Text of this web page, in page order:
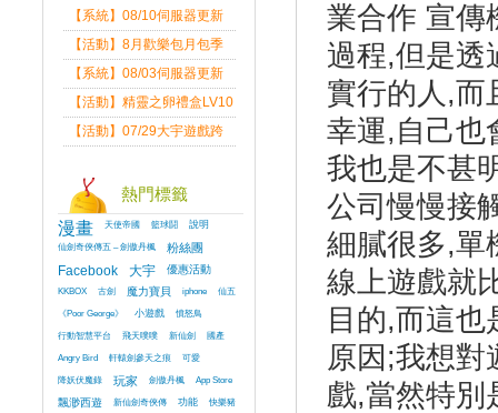
【系統】08/10伺服器更新
維護公告
【活動】8月歡樂包月包季
送
【系統】08/03伺服器更新
維護公告
【活動】精靈之卵禮盒LV10
限量發送中
【活動】07/29大宇遊戲跨
熱門標籤
漫畫 天使帝國 籃球鬪
說明
仙劍奇俠傳五 – 劍傲丹楓
粉絲團
Facebook 大宇 優惠活動
KKBOX 古劍 魔力寶貝 iphone
仙五
《Poor George》
小遊戲
憤怒鳥
行動智慧平台
飛天噗噗 新仙劍
國產
Angry Bird
軒轅劍參天之痕
可愛
降妖伏魔錄
玩家 劍傲丹楓 App Store
飄渺西遊 新仙劍奇俠傳 功能 快樂豬
業合作 宣傳
過程,但是透
實行的人,而
幸運,自己也
我也是不甚
公司慢慢接
細膩很多,單
線上遊戲就
目的,而這
原因;我想對
戲,當然特別